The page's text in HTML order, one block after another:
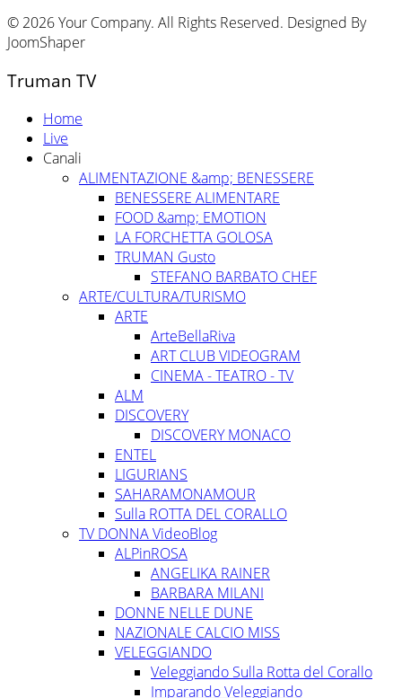
© 2026 Your Company. All Rights Reserved. Designed By
JoomShaper
Truman TV
Home
Live
Canali
ALIMENTAZIONE &amp; BENESSERE
BENESSERE ALIMENTARE
FOOD &amp; EMOTION
LA FORCHETTA GOLOSA
TRUMAN Gusto
STEFANO BARBATO CHEF
ARTE/CULTURA/TURISMO
ARTE
ArteBellaRiva
ART CLUB VIDEOGRAM
CINEMA - TEATRO - TV
ALM
DISCOVERY
DISCOVERY MONACO
ENTEL
LIGURIANS
SAHARAMONAMOUR
Sulla ROTTA DEL CORALLO
TV DONNA VideoBlog
ALPinROSA
ANGELIKA RAINER
BARBARA MILANI
DONNE NELLE DUNE
NAZIONALE CALCIO MISS
VELEGGIANDO
Veleggiando Sulla Rotta del Corallo
Imparando Veleggiando